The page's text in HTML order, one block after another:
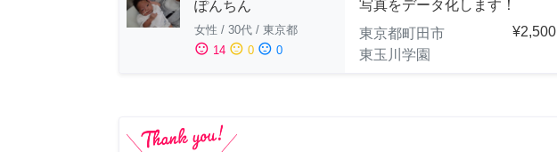
ぽんちん
女性 / 30代 / 東京都
sentiment_satisfied 14 sentiment_neutral 0 sentiment_dissatisfied 0
写真をデータ化します！
東京都町田市
東玉川学園
¥2,500